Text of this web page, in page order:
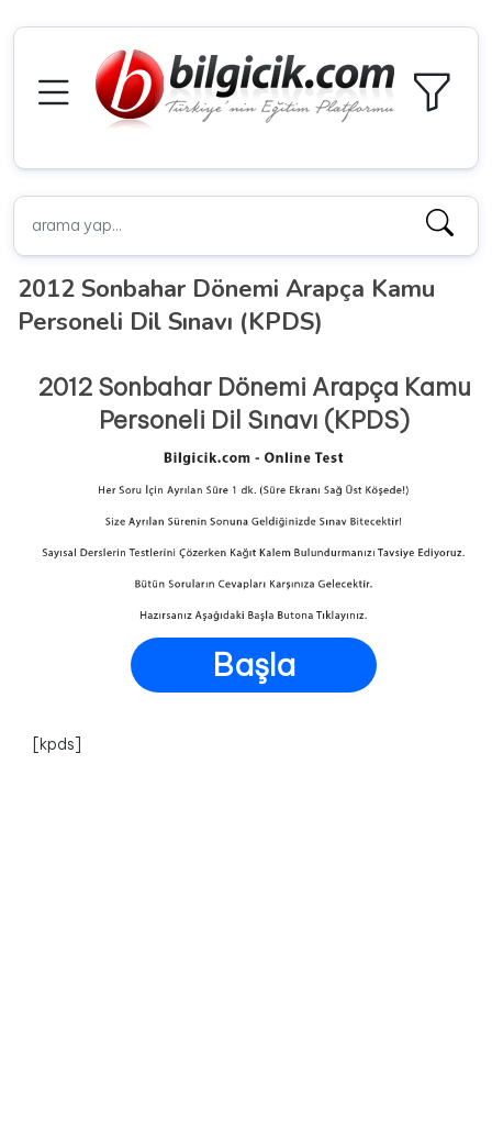
2012 Sonbahar Dönemi Arapça Kamu
Personeli Dil Sınavı (KPDS)
2012 Sonbahar Dönemi Arapça Kamu
Personeli Dil Sınavı (KPDS)
Başla
[kpds]